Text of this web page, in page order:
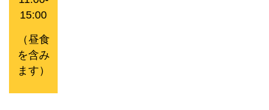
15:00
（昼食
を含み
ます）